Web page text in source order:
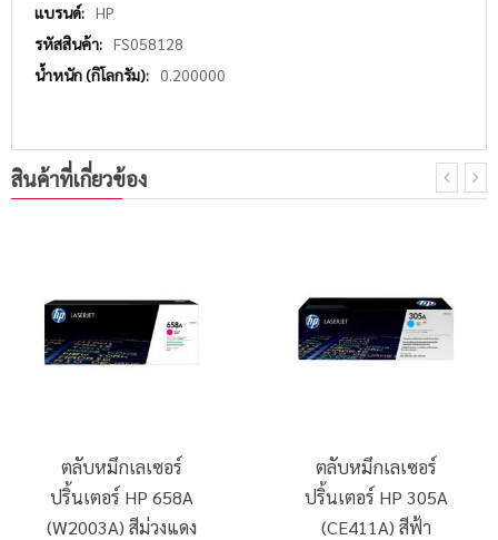
More
Information
HP
FS058128
0.200000
สินค้าที่เกี่ยวข้อง
ตลับหมึกเลเซอร์
ปริ้นเตอร์ HP 658A
(W2003A) สีม่วงแดง
ตลับหมึกเลเซอร์
ปริ้นเตอร์ HP 305A
(CE411A) สีฟ้า